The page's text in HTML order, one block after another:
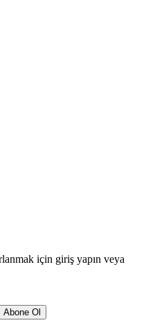
için giriş yapın veya
Abone Ol